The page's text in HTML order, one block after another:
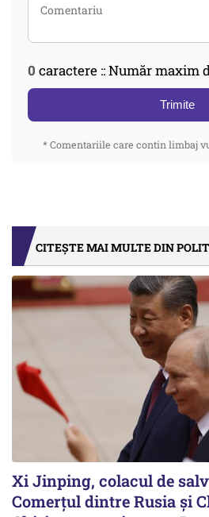
0 caractere :: Număr maxim
Trimite
* Comentariile care contin limbaj
CITEȘTE MAI MULTE DIN
Xi Jinping, colacul de
Comerțul dintre Rusia și